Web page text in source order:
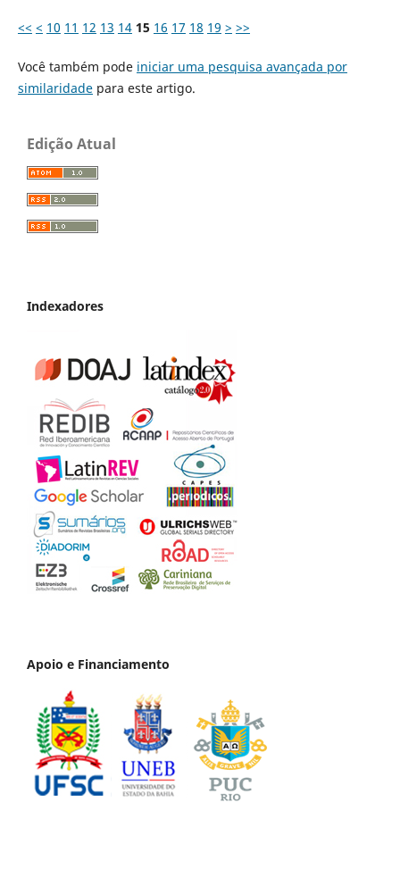
<< < 10 11 12 13 14 15 16 17 18 19 > >>
Você também pode iniciar uma pesquisa avançada por
similaridadepara este artigo.
Edição Atual
Indexadores
Apoio e Financiamento